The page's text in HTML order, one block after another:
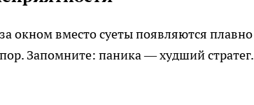
окном вместо суеты появляются плавно
Запомните: паника — худший стратег.